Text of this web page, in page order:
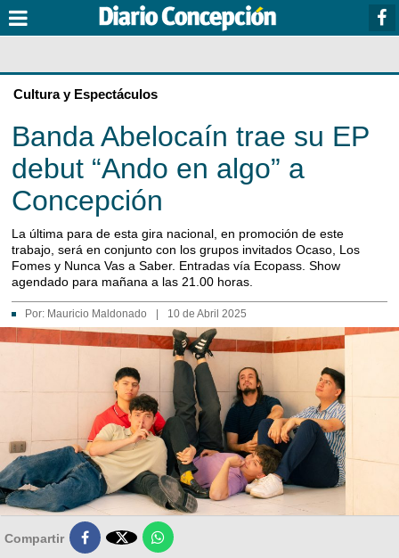
Cultura y Espectáculos
Banda Abelocaín trae su EP
debut “Ando en algo” a
Concepción
La última para de esta gira nacional, en promoción de este
trabajo, será en conjunto con los grupos invitados Ocaso, Los
Fomes y Nunca Vas a Saber. Entradas vía Ecopass. Show
agendado para mañana a las 21.00 horas.
Por: Mauricio Maldonado 10 de Abril 2025
Compartir 